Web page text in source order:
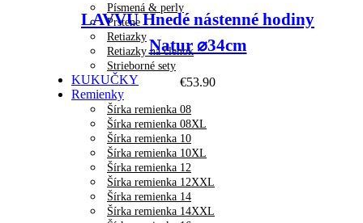
Písmená & perly
Prstene
Retiazky
Retiazky na členok
Strieborné sety
KUKUČKY
Remienky
Šírka remienka 08
Šírka remienka 08XL
Šírka remienka 10
Šírka remienka 10XL
Šírka remienka 12
Šírka remienka 12XXL
Šírka remienka 14
Šírka remienka 14XXL
LAVVU Hnedé nástenné hodiny
Natur ⌀34cm
€53.90